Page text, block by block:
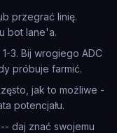
przegrać linię.
bot lane'a.
3. Bij wrogiego ADC
próbuje farmić.
jak to możliwe -
potencjału.
daj znać swojemu